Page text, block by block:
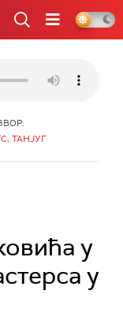
ТАНЈУГ
у
у